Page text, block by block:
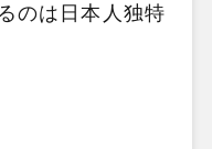
のは日本人独特